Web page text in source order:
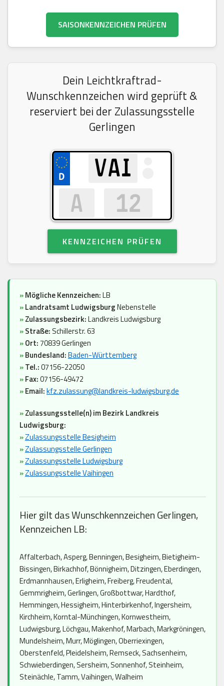
SAISONKENNZEICHEN PRÜFEN
Dein Leichtkraftrad-
Wunschkennzeichen wird geprüft &
reserviert bei der Zulassungsstelle
Gerlingen
KENNZEICHEN PRÜFEN
»Mögliche Kennzeichen:LB
»Landratsamt LudwigsburgNebenstelle
»Zulassungsbezirk:Landkreis Ludwigsburg
»Straße: Schillerstr. 63
»Ort:70839 Gerlingen
»Bundesland:Baden-Württemberg
»Tel.:07156-22050
»Fax:07156-49472
»Email:kfz.zulassung@landkreis-ludwigsburg.de
»Zulassungsstelle(n) im Bezirk Landkreis
Ludwigsburg:
»Zulassungsstelle Besigheim
»Zulassungsstelle Gerlingen
»Zulassungsstelle Ludwigsburg
»Zulassungsstelle Vaihingen
Hier gilt das Wunschkennzeichen Gerlingen,
Kennzeichen LB:
Affalterbach, Asperg, Benningen, Besigheim, Bietigheim-
Bissingen, Birkachhof, Bönnigheim, Ditzingen, Eberdingen,
Erdmannhausen, Erligheim, Freiberg, Freudental,
Gemmrigheim, Gerlingen, Großbottwar, Hardthof,
Hemmingen, Hessigheim, Hinterbirkenhof, Ingersheim,
Kirchheim, Korntal-Münchingen, Kornwestheim,
Ludwigsburg, Löchgau, Makenhof, Marbach, Markgröningen,
Mundelsheim, Murr, Möglingen, Oberriexingen,
Oberstenfeld, Pleidelsheim, Remseck, Sachsenheim,
Schwieberdingen, Sersheim, Sonnenhof, Steinheim,
Steinächle, Tamm, Vaihingen, Walheim